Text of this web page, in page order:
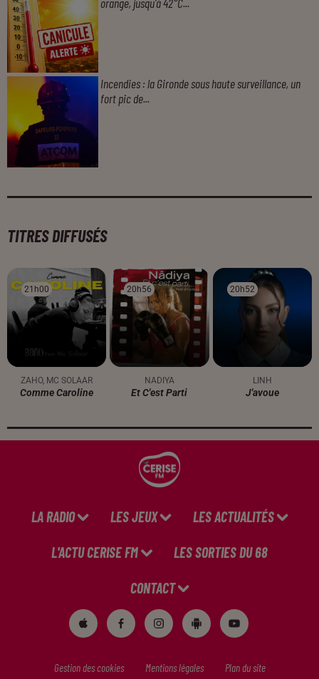
Incendies : la Gironde sous haute surveillance, un
fort pic de...
TITRES DIFFUSÉS
21h00
21h00
ZAHO, MC SOLAAR
Comme Caroline
20h56
20h56
NADIYA
Et C'est Parti
20h52
20h52
LINH
J'avoue
LA RADIO LES JEUX LES ACTUALITÉS
L'ACTU CERISE FM LES SORTIES DU 68
CONTACT
Gestion des cookies Mentions légales Plan du site